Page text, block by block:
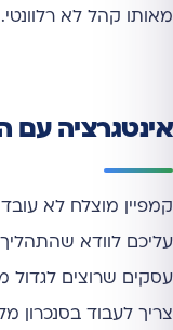
מאותו קהל לא רלוונטי.
אינטגרציה עם
קמפיין מוצלח לא
עליכם לוודא
עסקים שרוצים לגדול
צריך לעבוד בסנכרון